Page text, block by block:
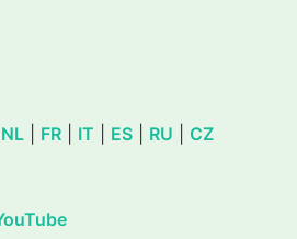
NL FR IT ES RU CZ